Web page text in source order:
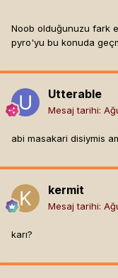
Noob olduğunuzu fark
pyro'yu bu konuda
Utterable
Mesaj tarihi:
abi masakari disiymis
kermit
Mesaj tarihi:
karı?